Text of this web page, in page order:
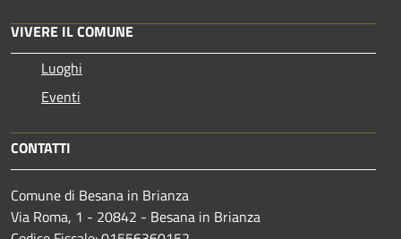
VIVERE IL COMUNE
Luoghi
Eventi
CONTATTI
Comune di Besana in Brianza
Via Roma, 1 - 20842 - Besana in Brianza